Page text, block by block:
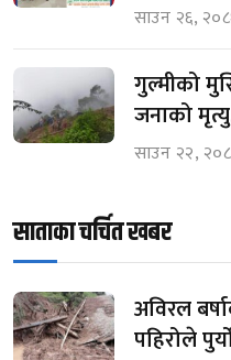
साउन २६,
गुल्मीको
जनाको
साउन २२,
साताका चर्चित खबर
अविरल
पहिरोले